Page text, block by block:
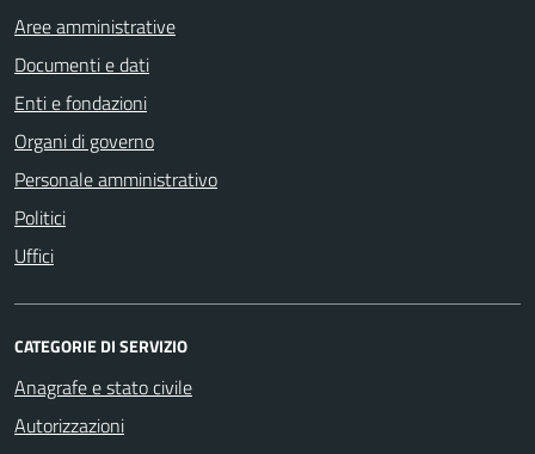
Aree amministrative
Documenti e dati
Enti e fondazioni
Organi di governo
Personale amministrativo
Politici
Uffici
CATEGORIE DI SERVIZIO
Anagrafe e stato civile
Autorizzazioni